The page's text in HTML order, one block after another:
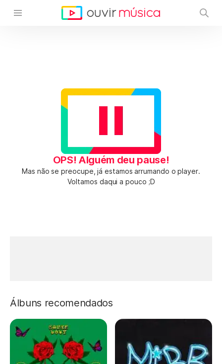
OPS! Alguém deu pause!
Mas não se preocupe, já estamos arrumando o player.
Voltamos daqui a pouco ;D
Álbuns recomendados